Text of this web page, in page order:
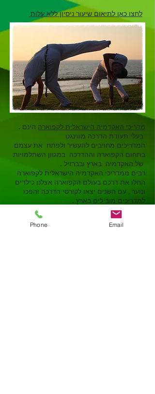
. מדריכי האקדמיה הישראלית לקפוארה הינם
המדריכים מחויבים להעשיר ולפתח את עצמם
בתחום הקפוארה וההדרכה במגוון השתלמויות
של האקדמיה בארץ ובברזיל .
רבים ממדריכי האקדמיה הישראלית לקפוארה
החלו את דרכם בעולם הקפוארה אצלנו כילדים
ונוער , עם השנים יצאו לקורסי הדרכה והפכו
למדריכים מובילים בארץ .
לחצו כאן לתיאום שיעור ניסיון ללא עלות
Phone Email